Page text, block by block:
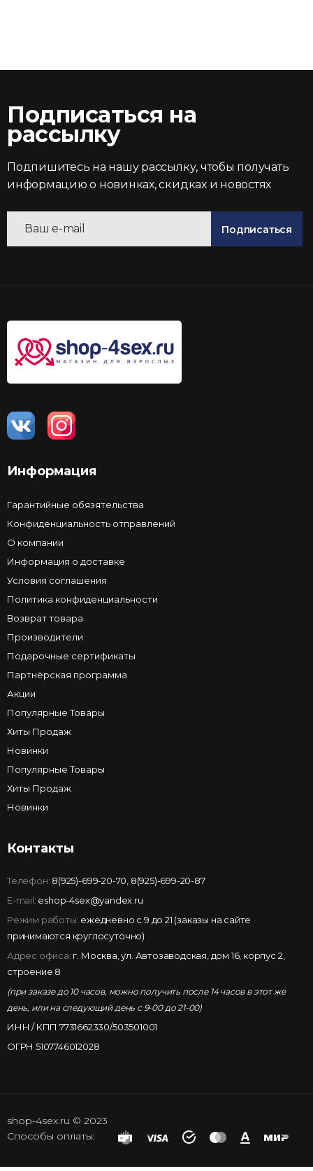
Подписаться на
рассылку
Подпишитесь на нашу рассылку, чтобы получать
информацию о новинках, скидках и новостях
Подписаться
Информация
Гарантийные обязятельства
Конфиденциальность отправлений
О компании
Информация о доставке
Условия соглашения
Политика конфиденциальности
Возврат товара
Производители
Подарочные сертификаты
Партнёрская программа
Акции
Популярные Товары
Хиты Продаж
Новинки
Популярные Товары
Хиты Продаж
Новинки
Контакты
Телефон: 8(925)-699-20-70 8(925)-699-20-87
E-mail: eshop-4sex@yandex.ru
Режим работы: ежедневно с 9 до 21 (заказы на сайте
принимаются круглосуточно)
Адрес офиса: г. Москва, ул. Автозаводская, дом 16, корпус 2,
строение 8
(при заказе до 10 часов, можно получить после 14 часов в этот же
день, или на следующий день с 9-00 до 21-00)
ИНН / КПП 7731662330/503501001
ОГРН 5107746012028
shop-4sex.ru © 2023
Способы оплаты: